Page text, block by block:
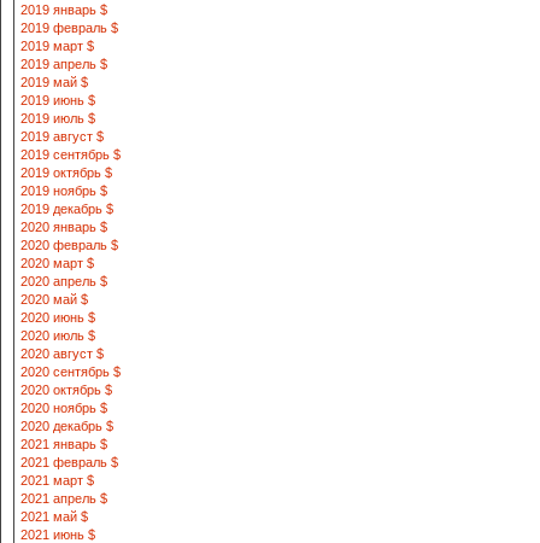
2019 январь $
2019 февраль $
2019 март $
2019 апрель $
2019 май $
2019 июнь $
2019 июль $
2019 август $
2019 сентябрь $
2019 октябрь $
2019 ноябрь $
2019 декабрь $
2020 январь $
2020 февраль $
2020 март $
2020 апрель $
2020 май $
2020 июнь $
2020 июль $
2020 август $
2020 сентябрь $
2020 октябрь $
2020 ноябрь $
2020 декабрь $
2021 январь $
2021 февраль $
2021 март $
2021 апрель $
2021 май $
2021 июнь $